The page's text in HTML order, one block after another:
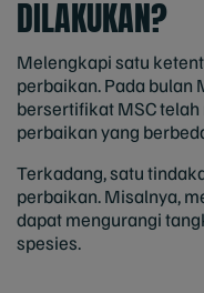
DILAKUKAN?
Melengkapi satu
perbaikan. Pada bulan
bersertifikat MSC
perbaikan yang
Terkadang, satu
perbaikan. Misalnya,
dapat mengurangi
spesies.